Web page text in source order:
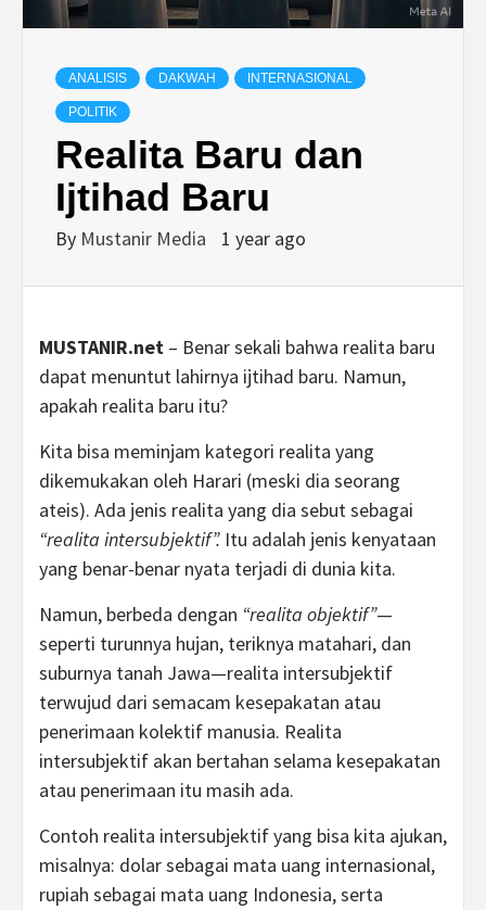
ANALISIS DAKWAH INTERNASIONAL
POLITIK
Realita Baru dan
Ijtihad Baru
By Mustanir Media 1 year ago
MUSTANIR.net – Benar sekali bahwa realita baru
dapat menuntut lahirnya ijtihad baru. Namun,
apakah realita baru itu?
Kita bisa meminjam kategori realita yang
dikemukakan oleh Harari (meski dia seorang
ateis). Ada jenis realita yang dia sebut sebagai
“realita intersubjektif”. Itu adalah jenis kenyataan
yang benar-benar nyata terjadi di dunia kita.
Namun, berbeda dengan “realita objektif”—
seperti turunnya hujan, teriknya matahari, dan
suburnya tanah Jawa—realita intersubjektif
terwujud dari semacam kesepakatan atau
penerimaan kolektif manusia. Realita
intersubjektif akan bertahan selama kesepakatan
atau penerimaan itu masih ada.
Contoh realita intersubjektif yang bisa kita ajukan,
misalnya: dolar sebagai mata uang internasional,
rupiah sebagai mata uang Indonesia, serta